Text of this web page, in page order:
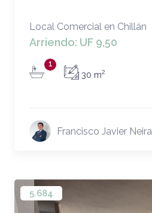
Local Comercial en Chillán
Arriendo: UF 9,50
1
30 m2
Francisco Javier Neira
5.684